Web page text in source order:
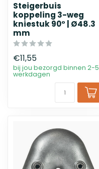
Steigerbuis
koppeling 3-weg
kniestuk 90° | Ø48.3
mm
€11,55
bij jou bezorgd binnen 2-5
werkdagen